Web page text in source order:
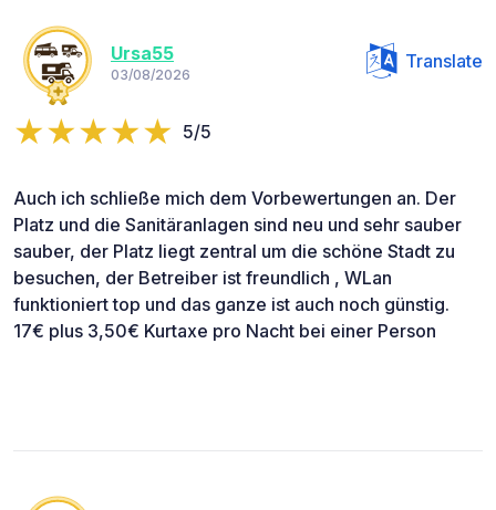
Ursa55
03/08/2026
Translate
5/5
Auch ich schließe mich dem Vorbewertungen an. Der
Platz und die Sanitäranlagen sind neu und sehr sauber
sauber, der Platz liegt zentral um die schöne Stadt zu
besuchen, der Betreiber ist freundlich , WLan
funktioniert top und das ganze ist auch noch günstig.
17€ plus 3,50€ Kurtaxe pro Nacht bei einer Person